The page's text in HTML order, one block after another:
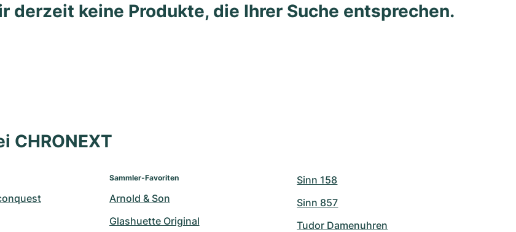
derzeit keine Produkte, die Ihrer Suche entsprechen.
CHRONEXT
Sammler-Favoriten
Arnold & Son
Glashuette Original
Sinn 158
Sinn 857
Tudor Damenuhren